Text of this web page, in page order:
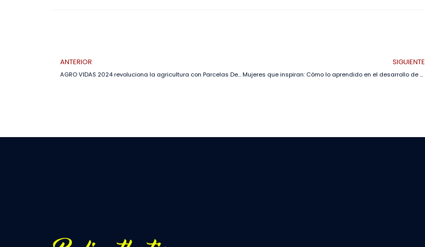
ANTERIOR
AGRO VIDAS 2024 revoluciona la agricultura con Parcelas Demostrativas que presentan técnicas innovadoras para alto rendimiento
SIGUIENTE
Mujeres que inspiran: Cómo lo aprendido en el desarrollo de hijos neurodiversos potenció su crecimiento profesional